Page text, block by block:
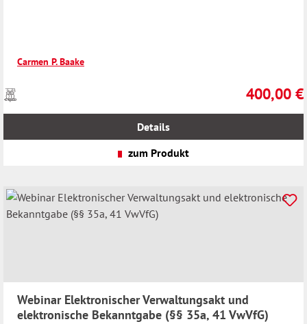
Carmen P. Baake
Regulärer
400,00 €
Preise
inkl.
Details
zum Produkt
Webinar Elektronischer Verwaltungsakt und
elektronische Bekanntgabe (§§ 35a, 41 VwVfG)